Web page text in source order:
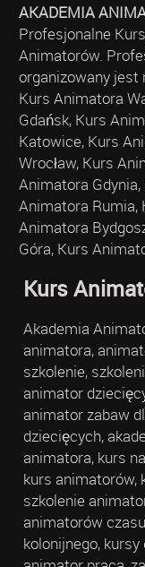
AKADEMIA
Profesjonalne
Animatorów.
organizowany
Kurs Animatora
Gdańsk, Kurs
Katowice, Kurs
Wrocław, Kurs
Animatora
Animatora Rumia,
Animatora
Góra, Kurs
Kurs
Akademia
animatora,
szkolenie,
animator
animator zabaw
dziecięcych,
animatora, kurs
kurs animatorów,
szkolenie
animatorów
kolonijnego,